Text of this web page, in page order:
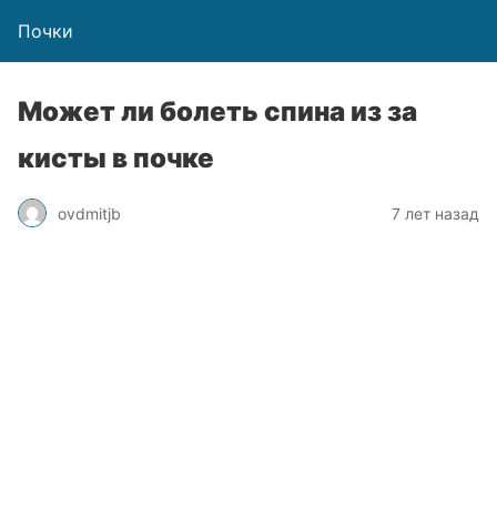
Почки
Может ли болеть спина из за
кисты в почке
ovdmitjb 7 лет назад